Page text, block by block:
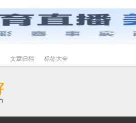
文章归档 标签大全